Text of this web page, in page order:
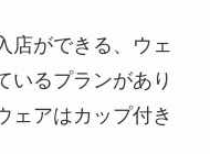
店ができる、ウェ
いるプランがあり
ェアはカップ付き